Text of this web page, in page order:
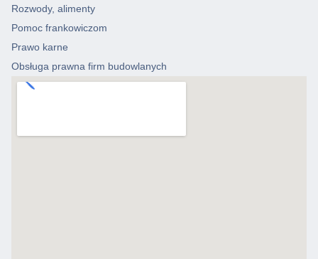
Rozwody, alimenty
Pomoc frankowiczom
Prawo karne
Obsługa prawna firm budowlanych